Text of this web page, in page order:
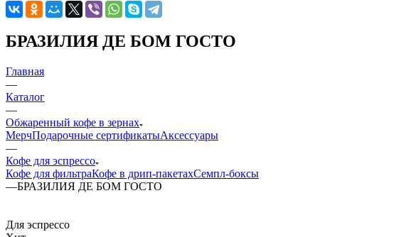
БРАЗИЛИЯ ДЕ БОМ ГОСТО
Главная
—
Каталог
—
Обжаренный кофе в зернах
МерчПодарочные сертификатыАксессуары
—
Кофе для эспрессо
Кофе для фильтраКофе в дрип-пакетахСемпл-боксы
—БРАЗИЛИЯ ДЕ БОМ ГОСТО
Для эспрессо